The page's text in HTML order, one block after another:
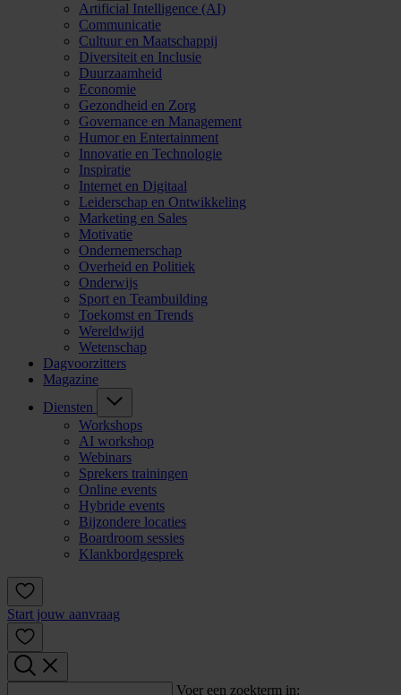
Artificial Intelligence (AI)
Communicatie
Cultuur en Maatschappij
Diversiteit en Inclusie
Duurzaamheid
Economie
Gezondheid en Zorg
Governance en Management
Humor en Entertainment
Innovatie en Technologie
Inspiratie
Internet en Digitaal
Leiderschap en Ontwikkeling
Marketing en Sales
Motivatie
Ondernemerschap
Overheid en Politiek
Onderwijs
Sport en Teambuilding
Toekomst en Trends
Wereldwijd
Wetenschap
Dagvoorzitters
Magazine
Diensten
Workshops
AI workshop
Webinars
Sprekers trainingen
Online events
Hybride events
Bijzondere locaties
Boardroom sessies
Klankbordgesprek
Start jouw aanvraag
Voer een zoekterm in: